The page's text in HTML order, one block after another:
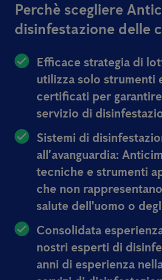
Perchè scegliere
disinfestazione delle
Efficace strategia di
utilizza solo strumenti
certificati per
servizio di
Sistemi di
all’avanguardia:
tecniche e strumenti
che non
salute dell'uomo o
Consolidata
nostri esperti di
anni di esperienza